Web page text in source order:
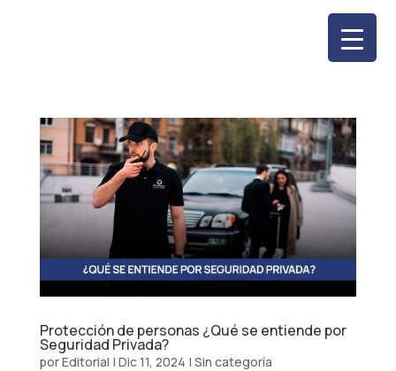
Protección de personas ¿Qué se entiende por
Seguridad Privada?
porEditorial | Dic 11, 2024 | Sin categoría